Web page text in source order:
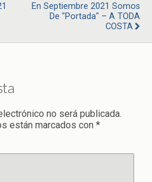
En Septiembre 2021 Somos
De "portada" – A TODA
COSTA
no será publicada.
están marcados con *